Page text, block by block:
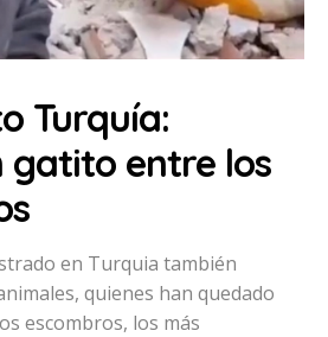
Turquía:
gatito entre los
en Turquia también
quienes han quedado
escombros, los más